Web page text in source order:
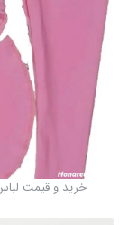
خرید و قیمت